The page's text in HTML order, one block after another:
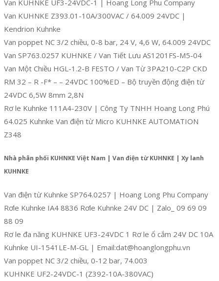
Van KUHNKE UF3-24VDC-1 | Hoang Long Phu Company
Van KUHNKE Z393.01-10A/300VAC / 64.009 24VDC |
Kendrion Kuhnke
Van poppet NC 3/2 chiều, 0-8 bar, 24 V, 4,6 W, 64.009 24VDC
Van SP763.0257 KUHNKE / Van Tiết Lưu AS1201FS-M5-04
Van Một Chiều HGL-1.2-B FESTO / Van Từ 3PA210-C2P CKD
RM 32 – R -F* – – 24VDC 100%ED – Bộ truyền động điện từ
24VDC 6,5W 8mm 2,8N
Rơ le Kuhnke 111A4-230V | Công Ty TNHH Hoang Long Phú
64.025 Kuhnke Van điện từ Micro KUHNKE AUTOMATION
Z348
Nhà phân phối KUHNKE Việt Nam | Van điện từ KUHNKE | Xy lanh
KUHNKE
Van điện từ Kuhnke SP764.0257 | Hoang Long Phu Company
Rơle Kuhnke IA4 8836 Rơle Kuhnke 24V DC | Zalo_ 09 69 09
88 09
Rơ le đa năng KUHNKE UF3-24VDC 1 Rơ le ổ cắm 24V DC 10A
Kuhnke UI-1541LE-M-GL | Email:dat@hoanglongphu.vn
Van poppet NC 3/2 chiều, 0-12 bar, 74.003
KUHNKE UF2-24VDC-1 (Z392-10A-380VAC)